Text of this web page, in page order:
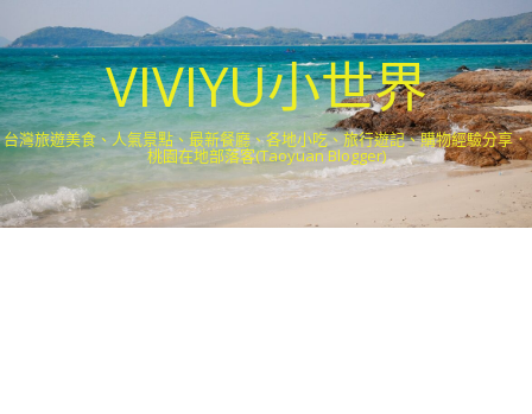
VIVIYU小世界
台灣旅遊美食、人氣景點、最新餐廳、各地小吃、旅行遊記、購物經驗分享．
桃園在地部落客(Taoyuan Blogger)